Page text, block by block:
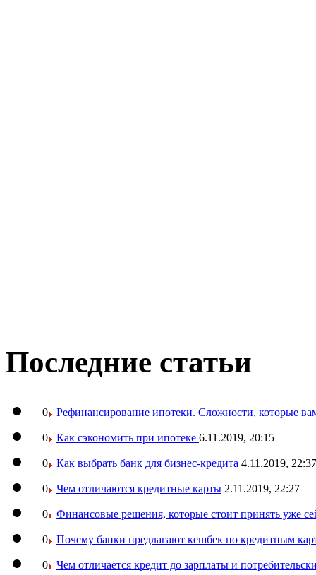
Последние статьи
0 Рефинансирование ипотеки. Сложности, которые
0 Как сэкономить при ипотеке 6.11.2019, 20:15
0 Как выбрать банк для бизнес-кредита 4.11.2019, 22:37
0 Чем отличаются кредитные карты 2.11.2019, 22:27
0 Финансовые решения, которые стоит принять уже
0 Почему банки предлагают кешбек по кредитным
0 Чем отличается кредит до зарплаты и